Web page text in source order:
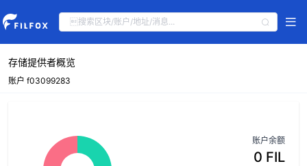
存储提供者概览
账户 f03099283
账户余额
0 FIL